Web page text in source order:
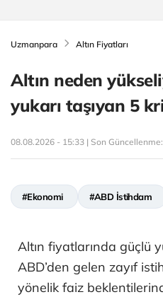
Uzmanpara Altın Fiyatları
Altın neden
yukarı taşıyan 5
08.08.2026 - 15:33 | Son Güncellenme:
#Ekonomi #ABD İstihdam
Altın fiyatlarında güçlü
ABD’den gelen zayıf
yönelik faiz